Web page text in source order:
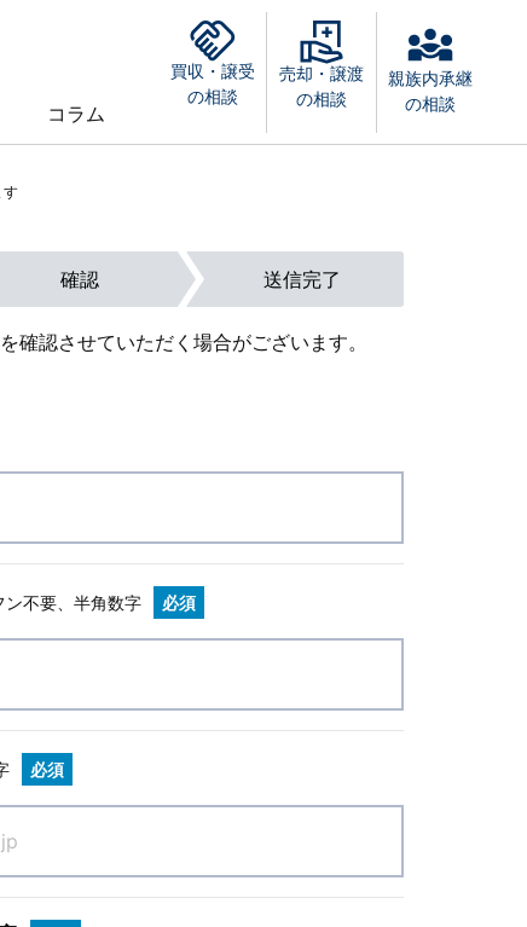
コラム
買収・譲受
の相談
売却・譲渡
の相談
親族内承継
の相談
す
確認 送信完了
確認させていただく場合がございます。
ン不要、半角数字 必須
必須